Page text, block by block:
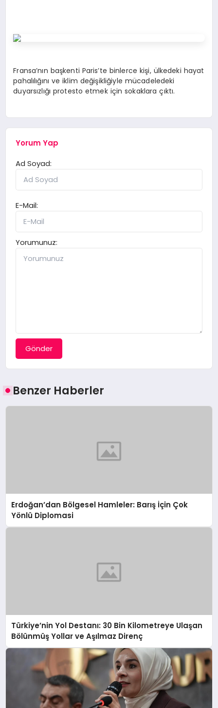
Fransa’nın başkenti Paris’te binlerce kişi, ülkedeki hayat
pahalılığını ve iklim değişikliğiyle mücadeledeki
duyarsızlığı protesto etmek için sokaklara çıktı.
Yorum Yap
Ad Soyad:
E-Mail:
Yorumunuz:
Gönder
Benzer Haberler
Erdoğan’dan Bölgesel Hamleler: Barış İçin Çok
Yönlü Diplomasi
Türkiye’nin Yol Destanı: 30 Bin Kilometreye Ulaşan
Bölünmüş Yollar ve Aşılmaz Direnç